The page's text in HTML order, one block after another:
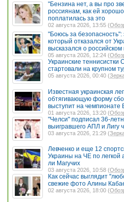
"Бензина нет, а вы про
россиянам, как ей
поплатилась за это
02 августа 2026, 13:55 (
"Боюсь за
который отказался от
высказался о российском
05 августа 2026, 12:24 (
Украинские теннисистки
стартовали на крупном
05 августа 2026, 00:40 (
Известная украинская
обтягивающую форму
выступит на чемпионате
01 августа 2026, 13:20 (
"Челси" подписал 36-
выигравшего АПЛ и Лигу
03 августа 2026, 21:29 (
Левченко и еще 12
Украины на ЧЕ по легкой
ли Магучих
03 августа 2026, 10:58 (
Как сейчас выглядит
свежие фото Алины
02 августа 2026, 18:00 (